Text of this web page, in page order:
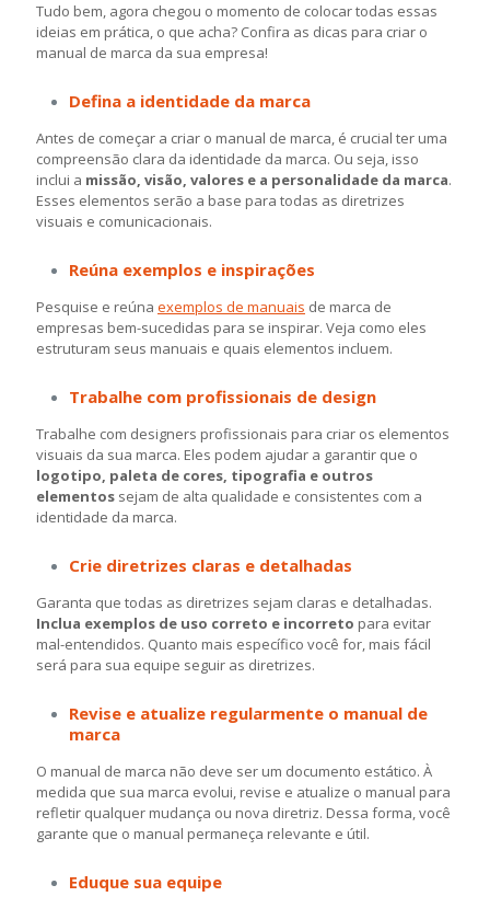
Tudo bem, agora chegou o momento de colocar todas essas
ideias em prática, o que acha? Confira as dicas para criar o
manual de marca da sua empresa!
Defina a identidade da marca
Antes de começar a criar o manual de marca, é crucial ter uma
compreensão clara da identidade da marca. Ou seja, isso
inclui a missão, visão, valores e a personalidade da marca.
Esses elementos serão a base para todas as diretrizes
visuais e comunicacionais.
Reúna exemplos e inspirações
Pesquise e reúna exemplos de manuais de marca de
empresas bem-sucedidas para se inspirar. Veja como eles
estruturam seus manuais e quais elementos incluem.
Trabalhe com profissionais de design
Trabalhe com designers profissionais para criar os elementos
visuais da sua marca. Eles podem ajudar a garantir que o
logotipo, paleta de cores, tipografia e outros
elementos sejam de alta qualidade e consistentes com a
identidade da marca.
Crie diretrizes claras e detalhadas
Garanta que todas as diretrizes sejam claras e detalhadas.
Inclua exemplos de uso correto e incorreto para evitar
mal-entendidos. Quanto mais específico você for, mais fácil
será para sua equipe seguir as diretrizes.
Revise e atualize regularmente o manual de
marca
O manual de marca não deve ser um documento estático. À
medida que sua marca evolui, revise e atualize o manual para
refletir qualquer mudança ou nova diretriz. Dessa forma, você
garante que o manual permaneça relevante e útil.
Eduque sua equipe